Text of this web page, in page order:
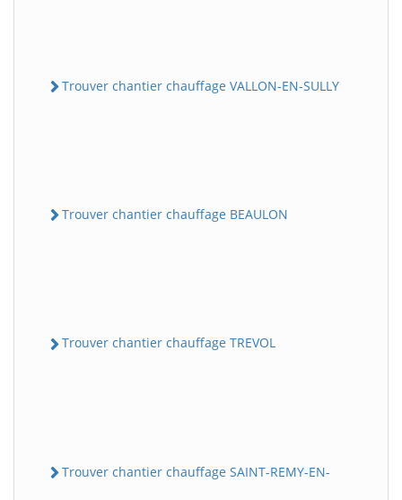
Trouver chantier chauffage VALLON-EN-SULLY
Trouver chantier chauffage BEAULON
Trouver chantier chauffage TREVOL
Trouver chantier chauffage SAINT-REMY-EN-